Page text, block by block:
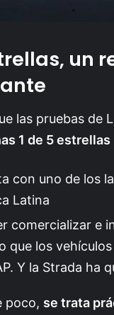
un
las pruebas de
1 de 5
con uno de los
Latina
comercializar e
que los
Y la Strada ha
poco, se trata